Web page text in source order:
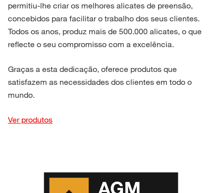
permitiu-lhe criar os melhores alicates de preensão,
concebidos para facilitar o trabalho dos seus clientes.
Todos os anos, produz mais de 500.000 alicates, o que
reflecte o seu compromisso com a excelência.
Graças a esta dedicação, oferece produtos que
satisfazem as necessidades dos clientes em todo o
mundo.
Ver produtos